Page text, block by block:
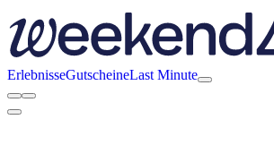
ErlebnisseGutscheineLast Minute